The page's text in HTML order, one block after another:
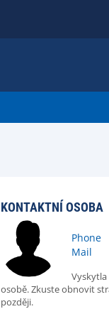
KONTAKTNÍ OSOBA
Phone
Mail
Vyskytla
osobě. Zkuste obnovit
později.